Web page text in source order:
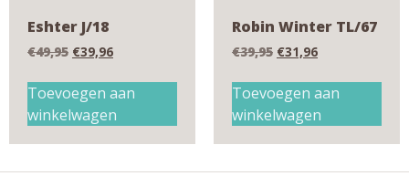
Eshter J/18
€49,95 €39,96
Toevoegen aan
winkelwagen
Robin Winter TL/67
€39,95 €31,96
Toevoegen aan
winkelwagen